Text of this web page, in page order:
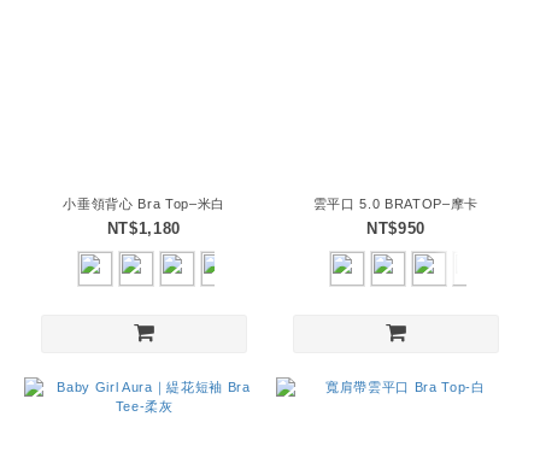
小垂領背心 Bra Top–米白
NT$1,180
雲平口 5.0 BRATOP–摩卡
NT$950